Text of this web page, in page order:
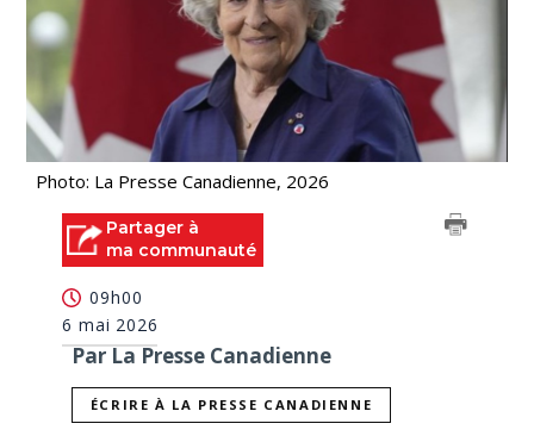
Photo: La Presse Canadienne, 2026
Partager à
ma communauté
09h00
6 mai 2026
Par La Presse Canadienne
ÉCRIRE À LA PRESSE CANADIENNE